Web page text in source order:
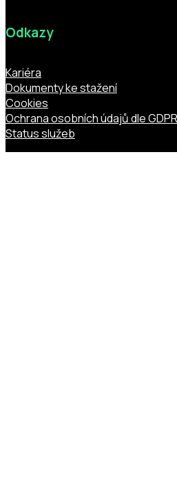
Odkazy
Kariéra
Dokumenty ke stažení
Cookies
Ochrana osobních údajů dle
Status služeb